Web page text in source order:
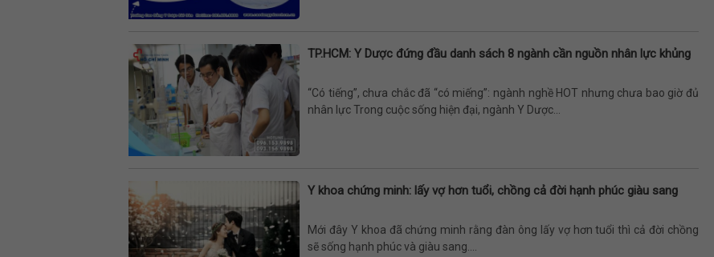
TP.HCM: Y Dược đứng đầu danh sách 8 ngành cần nguồn nhân lực khủng
“Có tiếng”, chưa chắc đã “có miếng”: ngành nghề HOT nhưng chưa bao giờ đủ
nhân lực Trong cuộc sống hiện đại, ngành Y Dược...
Y khoa chứng minh: lấy vợ hơn tuổi, chồng cả đời hạnh phúc giàu sang
Mới đây Y khoa đã chứng minh rằng đàn ông lấy vợ hơn tuổi thì cả đời chồng
sẽ sống hạnh phúc và giàu sang....